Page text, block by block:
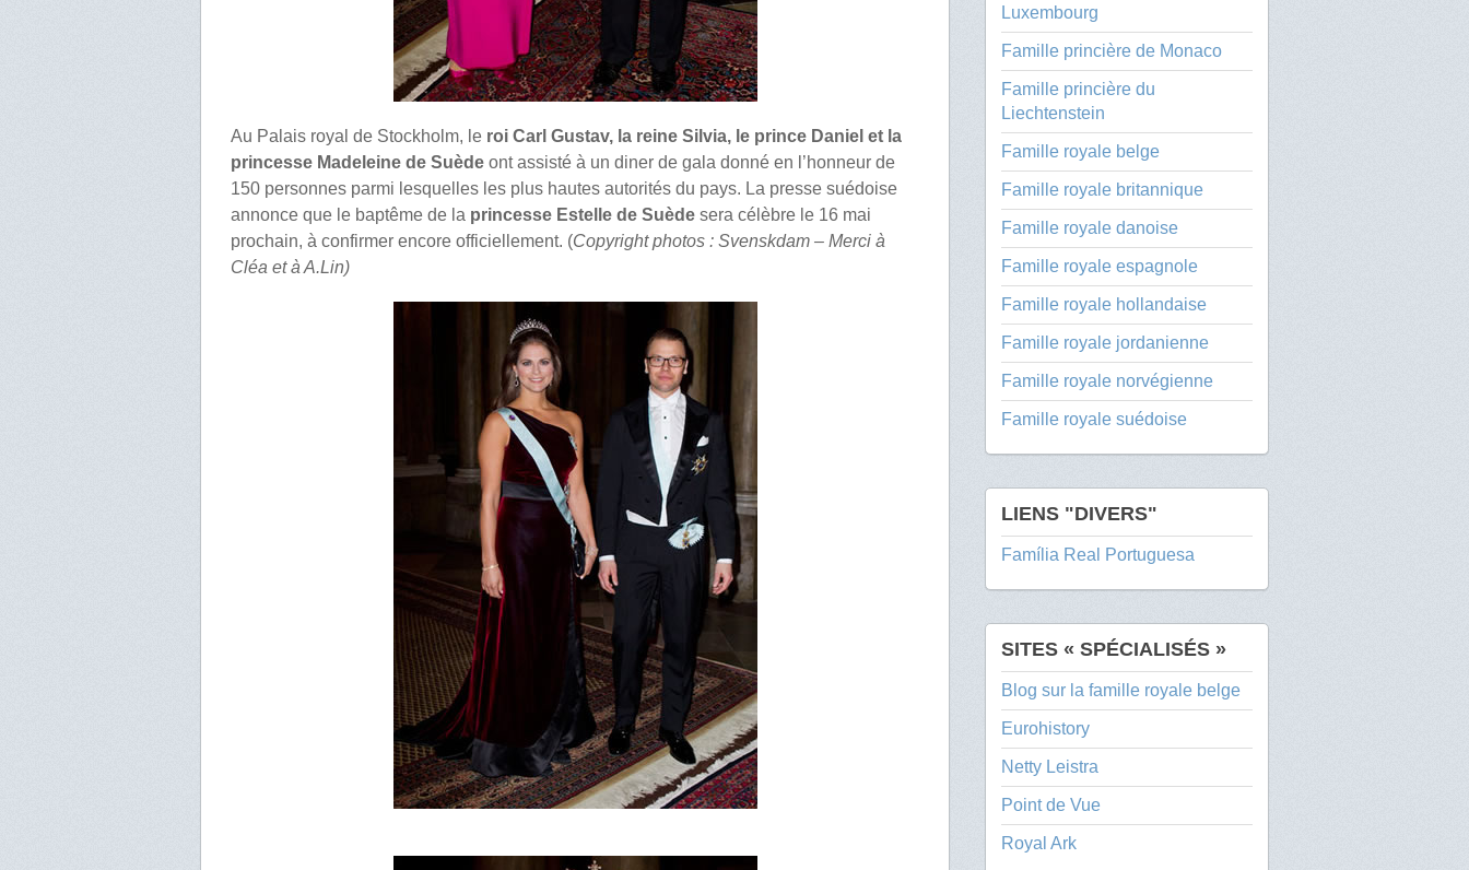
Au Palais royal de Stockholm, le roi Carl Gustav, la reine Silvia, le prince Daniel et la
princesse Madeleine de Suède ont assisté à un diner de gala donné en l’honneur de
150 personnes parmi lesquelles les plus hautes autorités du pays. La presse suédoise
annonce que le baptême de la princesse Estelle de Suède sera célèbre le 16 mai
prochain, à confirmer encore officiellement. (Copyright photos : Svenskdam – Merci à
Cléa et à A.Lin)
Luxembourg
Famille princière de Monaco
Famille princière du
Liechtenstein
Famille royale belge
Famille royale britannique
Famille royale danoise
Famille royale espagnole
Famille royale hollandaise
Famille royale jordanienne
Famille royale norvégienne
Famille royale suédoise
LIENS "DIVERS"
Família Real Portuguesa
SITES « SPÉCIALISÉS »
Blog sur la famille royale belge
Eurohistory
Netty Leistra
Point de Vue
Royal Ark